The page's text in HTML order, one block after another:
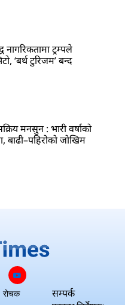
नागरिकतामा ट्रम्पले
‘बर्थ टुरिजम’ बन्द
मनसुन : भारी वर्षाको
बाढी–पहिरोको जोखिम
रोचक सम्पर्क